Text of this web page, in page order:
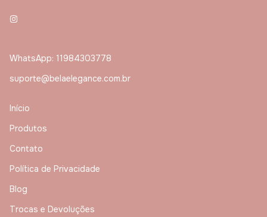
WhatsApp: 11984303778
suporte@belaelegance.com.br
Início
Produtos
Contato
Política de Privacidade
Blog
Trocas e Devoluções